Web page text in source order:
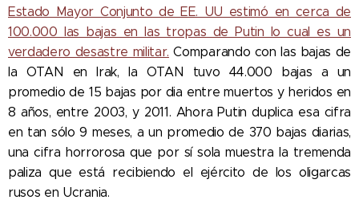
Estado Mayor Conjunto de EE. UU estimó en cerca de
100.000 las bajas en las tropas de Putin lo cual es un
verdadero desastre militar. Comparando con las bajas de
la OTAN en Irak, la OTAN tuvo 44.000 bajas a un
promedio de 15 bajas por dia entre muertos y heridos en
8 años, entre 2003, y 2011. Ahora Putin duplica esa cifra
en tan sólo 9 meses, a un promedio de 370 bajas diarias,
una cifra horrorosa que por sí sola muestra la tremenda
paliza que está recibiendo el ejército de los oligarcas
rusos en Ucrania.